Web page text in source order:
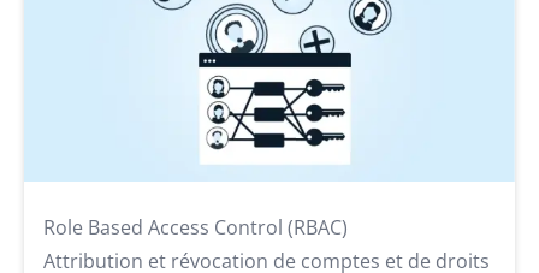
Role Based Access Control (RBAC)
Attribution et révocation de comptes et de droits